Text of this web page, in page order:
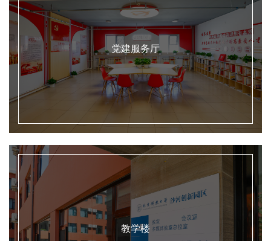
党建服务厅
教学楼